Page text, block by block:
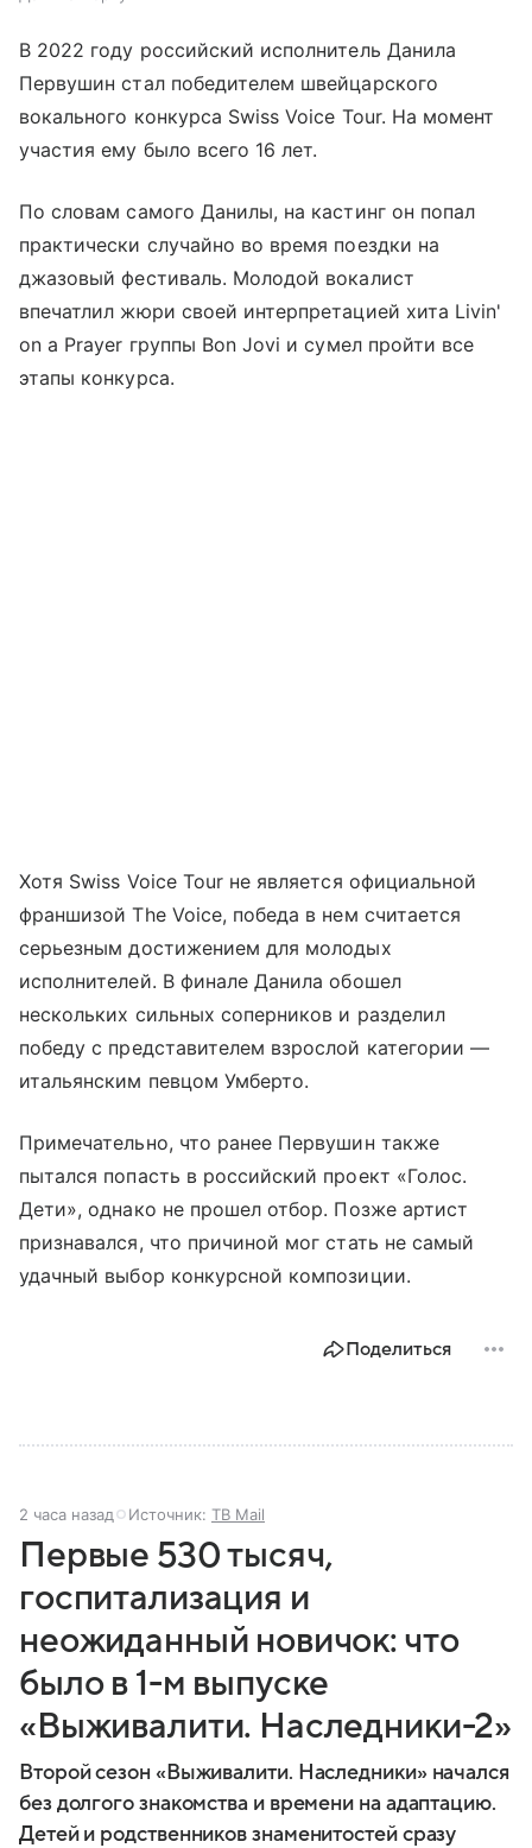
В 2022 году российский исполнитель Данила
Первушин стал победителем швейцарского
вокального конкурса Swiss Voice Tour. На момент
участия ему было всего 16 лет.
По словам самого Данилы, на кастинг он попал
практически случайно во время поездки на
джазовый фестиваль. Молодой вокалист
впечатлил жюри своей интерпретацией хита Livin'
on a Prayer группы Bon Jovi и сумел пройти все
этапы конкурса.
Хотя Swiss Voice Tour не является официальной
франшизой The Voice, победа в нем считается
серьезным достижением для молодых
исполнителей. В финале Данила обошел
нескольких сильных соперников и разделил
победу с представителем взрослой категории —
итальянским певцом Умберто.
Примечательно, что ранее Первушин также
пытался попасть в российский проект «Голос.
Дети», однако не прошел отбор. Позже артист
признавался, что причиной мог стать не самый
удачный выбор конкурсной композиции.
Поделиться
2 часа назад Источник: ТВ Mail
Первые 530 тысяч,
госпитализация и
неожиданный новичок: что
было в 1-м выпуске
«Выживалити. Наследники-2»
Второй сезон «Выживалити. Наследники» начался
без долгого знакомства и времени на адаптацию.
Детей и родственников знаменитостей сразу